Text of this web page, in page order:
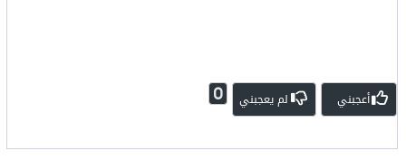
أعجبني لم يعجبني 0